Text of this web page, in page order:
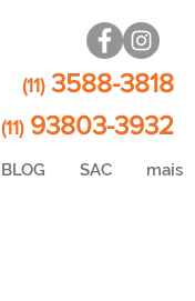
BLOG SAC mais
(11)3588-3818
(11)93803-3932